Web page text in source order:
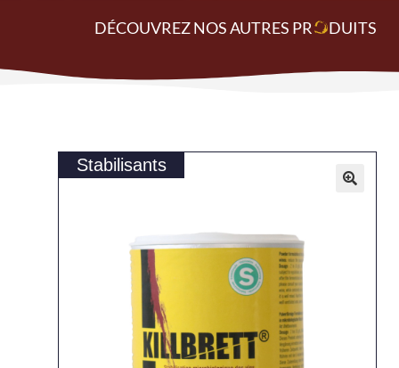
DÉCOUVREZ NOS AUTRES PRODUITS
Stabilisants